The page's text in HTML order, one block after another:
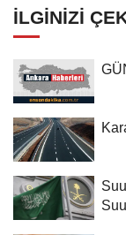
İLGINIZI